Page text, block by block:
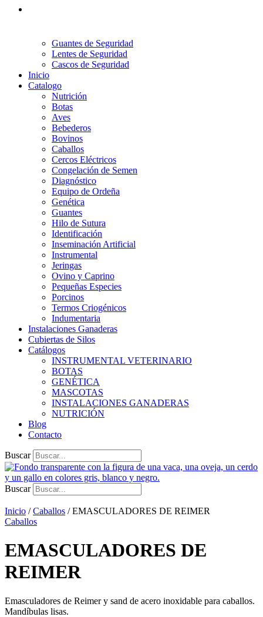
Guantes de Seguridad
Lentes de Seguridad
Cascos de Seguridad
Inicio
Catalogo
Nutrición
Botas
Aves
Bebederos
Bovinos
Caballos
Cercos Eléctricos
Congelación de Semen
Diagnóstico
Equipo de Ordeña
Genética
Guantes
Hilo de Sutura
Identificación
Inseminación Artificial
Instrumental
Jeringas
Ovino y Caprino
Pequeñas Especies
Porcinos
Termos Criogénicos
Indumentaria
Instalaciones Ganaderas
Cubiertas de Silos
Catálogos
INSTRUMENTAL VETERINARIO
BOTAS
GENÉTICA
MASCOTAS
INSTALACIONES GANADERAS
NUTRICIÓN
Blog
Contacto
Buscar
Buscar
Inicio /Caballos / EMASCULADORES DE REIMER
Caballos
EMASCULADORES DE
REIMER
Emasculadores de Reimer y sand de acero inoxidable para caballos.
Mandíbulas lisas.